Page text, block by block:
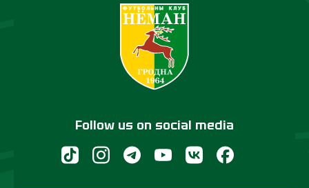
Follow us on social media